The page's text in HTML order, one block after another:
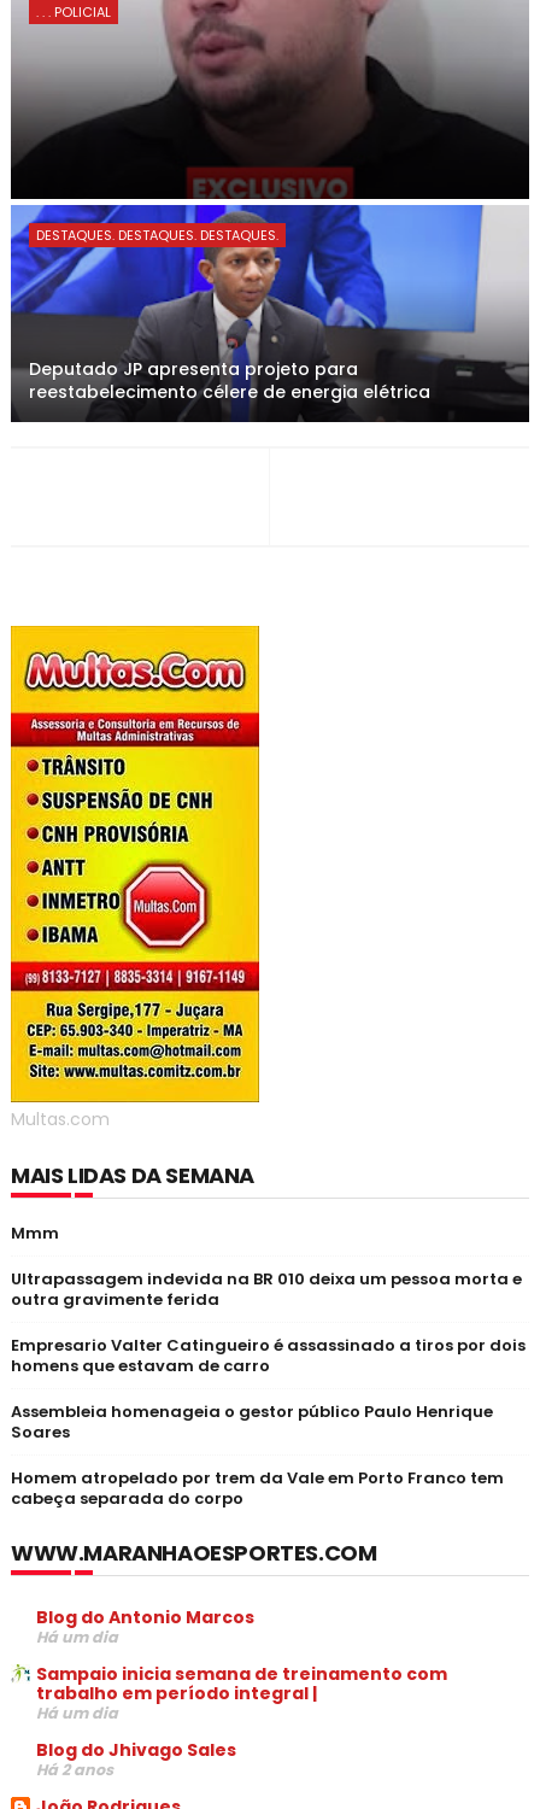
. . . POLICIAL
DESTAQUES. DESTAQUES. DESTAQUES.
Deputado JP apresenta projeto para
reestabelecimento célere de energia elétrica
Multas.com
MAIS LIDAS DA SEMANA
Mmm
Ultrapassagem indevida na BR 010 deixa um pessoa morta e
outra gravimente ferida
Empresario Valter Catingueiro é assassinado a tiros por dois
homens que estavam de carro
Assembleia homenageia o gestor público Paulo Henrique
Soares
Homem atropelado por trem da Vale em Porto Franco tem
cabeça separada do corpo
WWW.MARANHAOESPORTES.COM
Blog do Antonio Marcos
Há um dia
Sampaio inicia semana de treinamento com
trabalho em período integral |
Há um dia
Blog do Jhivago Sales
Há 2 anos